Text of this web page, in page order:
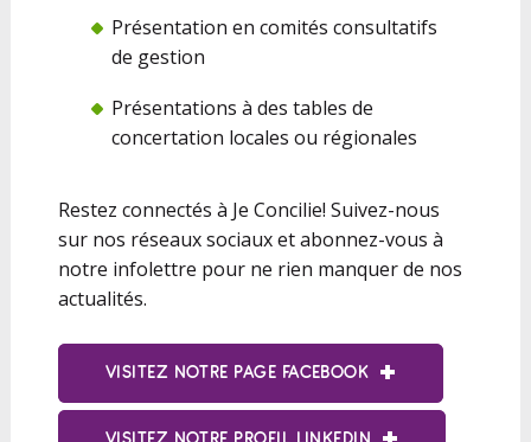
Présentation en comités consultatifs
de gestion
Présentations à des tables de
concertation locales ou régionales
Restez connectés à Je Concilie! Suivez-nous
sur nos réseaux sociaux et abonnez-vous à
notre infolettre pour ne rien manquer de nos
actualités.
VISITEZ NOTRE PAGE FACEBOOK